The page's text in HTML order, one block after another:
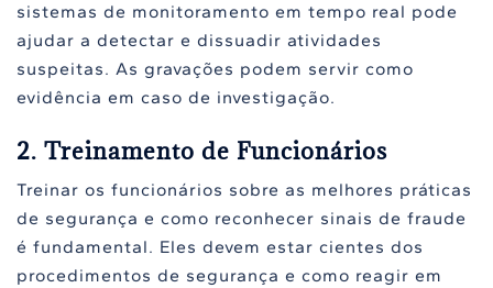
sistemas de monitoramento em tempo real pode
ajudar a detectar e dissuadir atividades
suspeitas. As gravações podem servir como
evidência em caso de investigação.
2. Treinamento de Funcionários
Treinar os funcionários sobre as melhores práticas
de segurança e como reconhecer sinais de fraude
é fundamental. Eles devem estar cientes dos
procedimentos de segurança e como reagir em